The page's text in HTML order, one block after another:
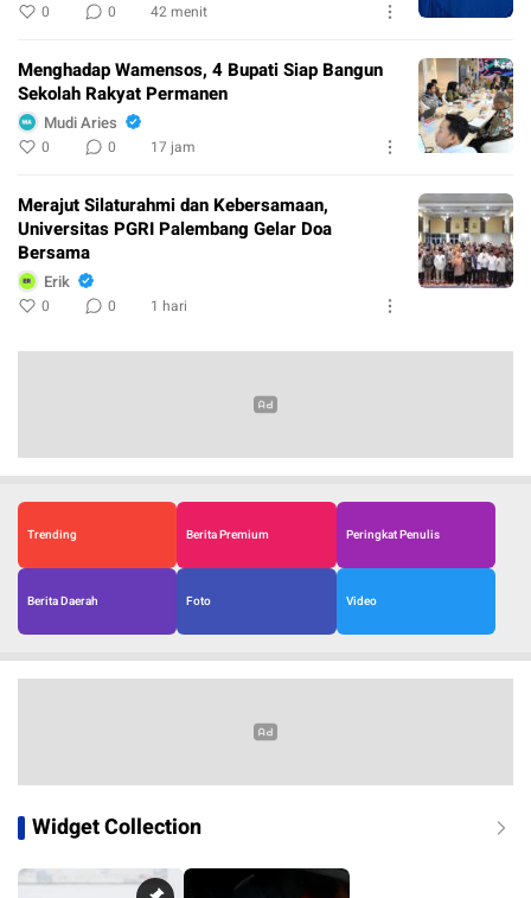
0 0 42 menit
Menghadap Wamensos, 4 Bupati Siap Bangun
Sekolah Rakyat Permanen
Mudi Aries
0 0 17 jam
Merajut Silaturahmi dan Kebersamaan,
Universitas PGRI Palembang Gelar Doa
Bersama
Erik
0 0 1 hari
Trending Berita Premium Peringkat Penulis
Berita Daerah Foto Video
Widget Collection